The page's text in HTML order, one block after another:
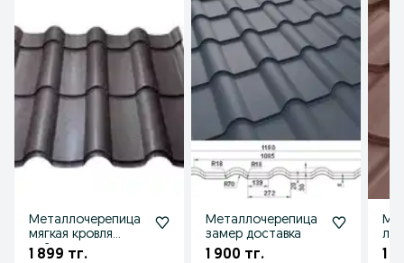
Металлочерепица
мягкая кровля
сайдинг водосток
1 899 тг.
Металлочерепица
замер доставка
1 900 тг. 1